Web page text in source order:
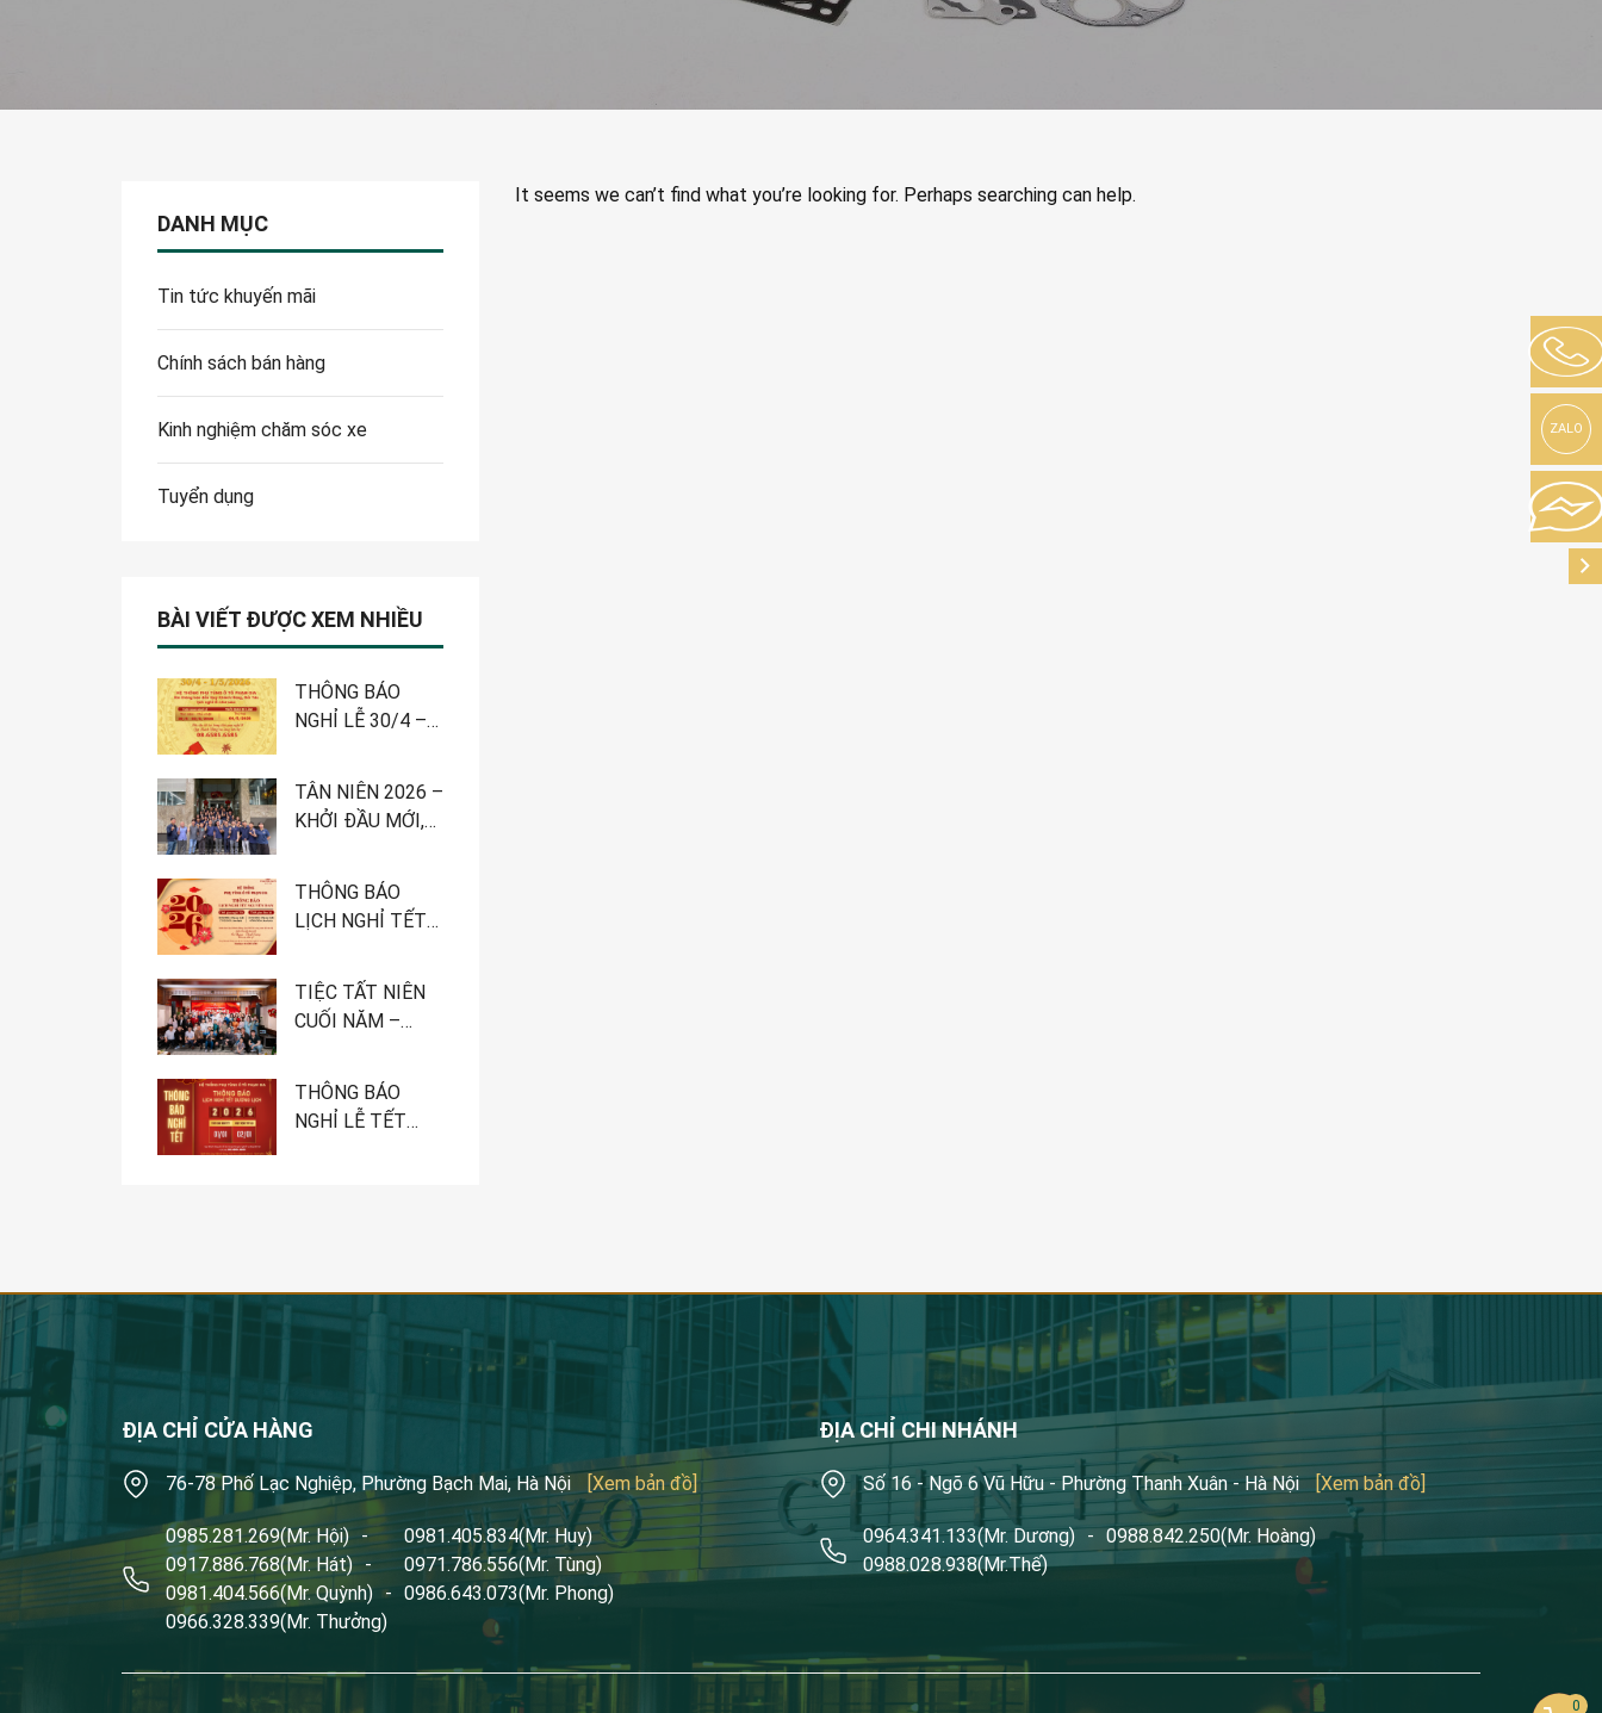
DANH MỤC
Tin tức khuyến mãi
Chính sách bán hàng
Kinh nghiệm chăm sóc xe
Tuyển dụng
BÀI VIẾT ĐƯỢC XEM NHIỀU
THÔNG BÁO
NGHỈ LỄ 30/4 –
TÂN NIÊN 2026 –
KHỞI ĐẦU MỚI,
THÔNG BÁO
LỊCH NGHỈ TẾT
2026 – HỆ
THỐNG PHỤ
TIỆC TẤT NIÊN
CUỐI NĂM –
NHÌN LẠI MỘT
NĂM PHÁT
THÔNG BÁO
NGHỈ LỄ TẾT
It seems we can’t find what you’re looking for. Perhaps searching can help.
ĐỊA CHỈ CỬA HÀNG
76-78 Phố Lạc Nghiệp, Phường Bạch Mai, Hà Nội [Xem bản đồ]
0985.281.269(Mr. Hội) - 0981.405.834(Mr. Huy)
0917.886.768(Mr. Hát) - 0971.786.556(Mr. Tùng)
0981.404.566(Mr. Quỳnh) - 0986.643.073(Mr. Phong)
0966.328.339(Mr. Thưởng)
ĐỊA CHỈ CHI NHÁNH
Số 16 - Ngõ 6 Vũ Hữu - Phường Thanh Xuân - Hà Nội [Xem bản đồ]
0964.341.133(Mr. Dương) - 0988.842.250(Mr. Hoàng)
0988.028.938(Mr.Thế)
0
ZALO